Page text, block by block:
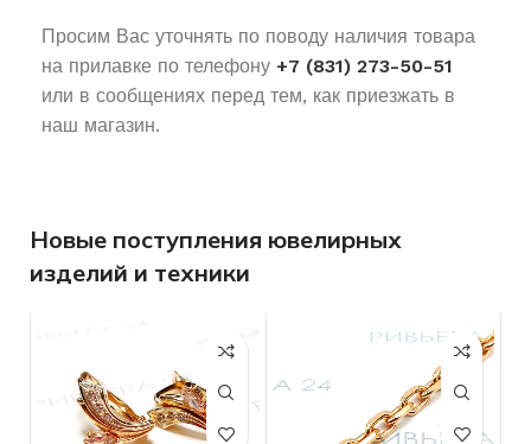
Просим Вас уточнять по поводу наличия товара
на прилавке по телефону +7 (831) 273-50-51
или в сообщениях перед тем, как приезжать в
наш магазин.
Новые поступления ювелирных
изделий и техники